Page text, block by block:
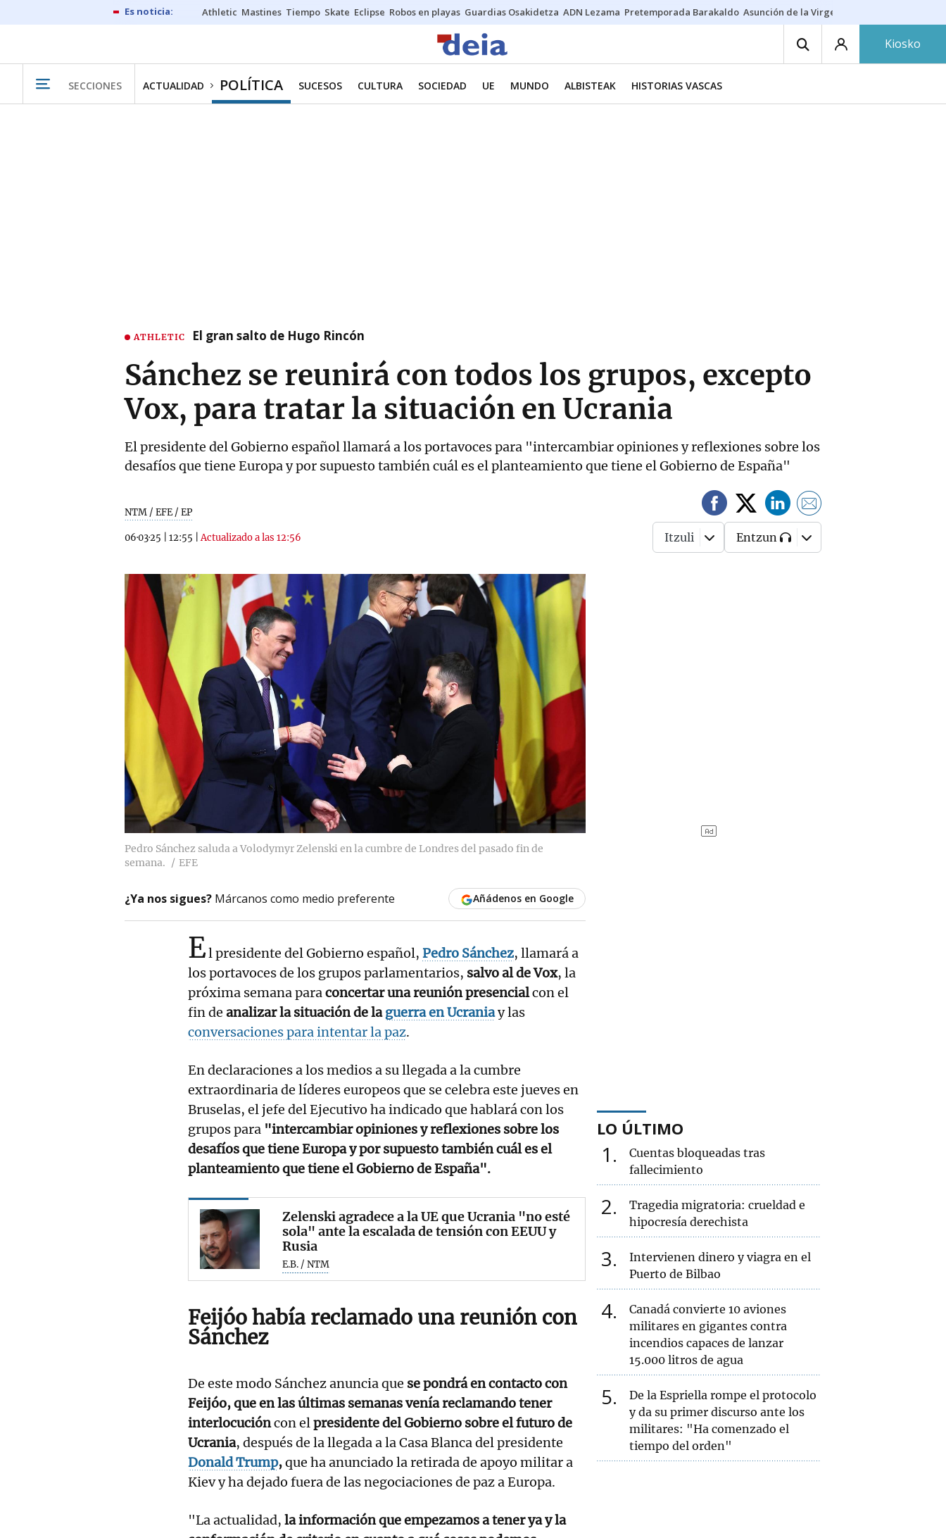
Athletic Mastines Tiempo Skate Eclipse Robos en playas Guardias Osakidetza ADN Lezama Pretemporada Barakaldo Asunción de la Virgen
Kiosko
SECCIONES ACTUALIDAD POLÍTICA SUCESOS CULTURA SOCIEDAD UE MUNDO ALBISTEAK HISTORIAS VASCAS
ATHLETIC El gran salto de Hugo Rincón
Sánchez se reunirá con todos los grupos, excepto
Vox, para tratar la situación en Ucrania
El presidente del Gobierno español llamará a los portavoces para "intercambiar opiniones y reflexiones sobre los
desafíos que tiene Europa y por supuesto también cuál es el planteamiento que tiene el Gobierno de España"
NTM / EFE / EP
06·03·25 12:55 |Actualizado a las 12:56 Itzuli Entzun
Pedro Sánchez saluda a Volodymyr Zelenski en la cumbre de Londres del pasado fin de
semana.
EFE
¿Ya nos sigues? Márcanos como medio preferente Añádenos en Google
El presidente del Gobierno español, Pedro Sánchez, llamará a
los portavoces de los grupos parlamentarios, salvo al de Vox, la
próxima semana paraconcertar una reunión presencialcon el
fin de analizar la situación de laguerra en Ucraniay las
conversaciones para intentar la paz.
En declaraciones a los medios a su llegada a la cumbre
extraordinaria de líderes europeos que se celebra este jueves en
Bruselas, el jefe del Ejecutivo ha indicado que hablará con los
grupos para "intercambiar opiniones y reflexiones sobre los
desafíos que tiene Europa y por supuesto también cuál es el
planteamiento que tiene el Gobierno de España".
Zelenski agradece a la UE que Ucrania "no esté
sola" ante la escalada de tensión con EEUU y
Rusia
E.B. / NTM
Feijóo había reclamado una reunión con
Sánchez
De este modo Sánchez anuncia que se pondrá en contacto con
Feijóo, que en las últimas semanas venía reclamando tener
interlocucióncon elpresidente del Gobierno sobre el futuro de
Ucrania, después de la llegada a la Casa Blanca del presidente
Donald Trump,que ha anunciado la retirada de apoyo militar a
Kiev y ha dejado fuera de las negociaciones de paz a Europa.
"La actualidad, la información que empezamos a tener ya y la
LO ÚLTIMO
1
Cuentas bloqueadas tras
fallecimiento
2
Tragedia migratoria: crueldad e
hipocresía derechista
3
Intervienen dinero y viagra en el
Puerto de Bilbao
4
Canadá convierte 10 aviones
militares en gigantes contra
incendios capaces de lanzar
15.000 litros de agua
5
De la Espriella rompe el protocolo
y da su primer discurso ante los
militares: "Ha comenzado el
tiempo del orden"